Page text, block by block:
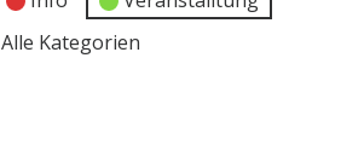
2026
2026
2026
2026
Alle Kategorien